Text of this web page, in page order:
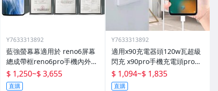
Y7633313892
藍強螢幕幕適用於 reno6屏幕
總成帶框reno6pro手機內外顯
示屏拆機原廠更換液晶玻璃維
修一體屏內屏外屏
$ 1,250~$ 3,655
直購
Y7633313892
適用x90充電器頭120w瓦超級
閃充 x90pro手機充電頭pro快
充插頭mcarney數據線80w套
裝
$ 1,094~$ 1,835
直購